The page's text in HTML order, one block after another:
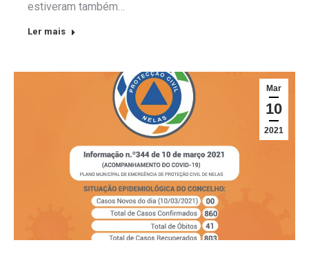
estiveram também…
Ler mais
Mar
10
2021